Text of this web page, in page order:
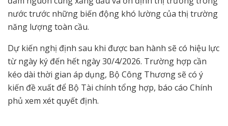
nước trước những biến động khó lường của thị trường
năng lượng toàn cầu.
Dự kiến nghị định sau khi được ban hành sẽ có hiệu lực
từ ngày ký đến hết ngày 30/4/2026. Trường hợp cần
kéo dài thời gian áp dụng, Bộ Công Thương sẽ có ý
kiến đề xuất để Bộ Tài chính tổng hợp, báo cáo Chính
phủ xem xét quyết định.